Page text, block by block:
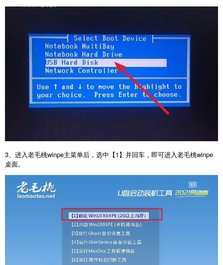
3、进入老毛桃winpe主菜单后，选中【1】并回车，即可进入老毛桃winpe
桌面。